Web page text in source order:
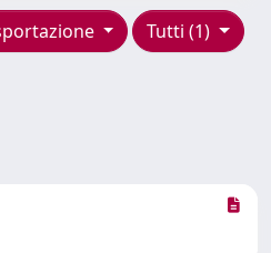
Tutti (1)